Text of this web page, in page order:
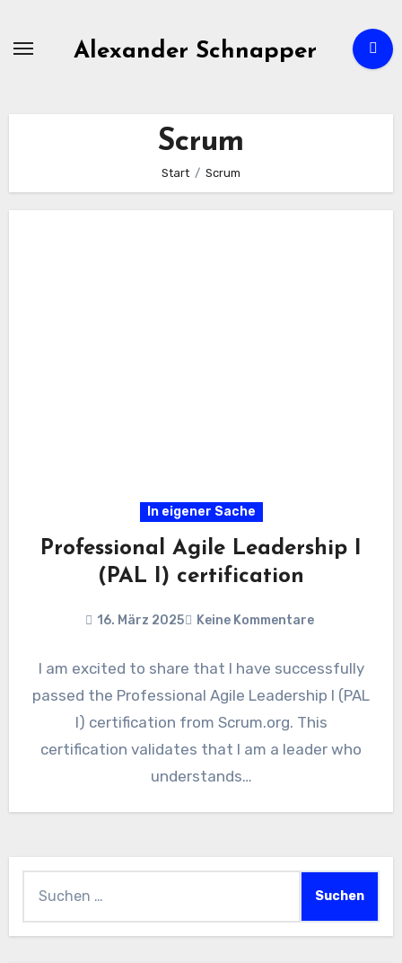
Alexander Schnapper
Scrum
Start Scrum
In eigener Sache
Professional Agile Leadership I
(PAL I) certification
16. März 2025 Keine Kommentare
I am excited to share that I have successfully
passed the Professional Agile Leadership I (PAL
I) certification from Scrum.org. This
certification validates that I am a leader who
understands…